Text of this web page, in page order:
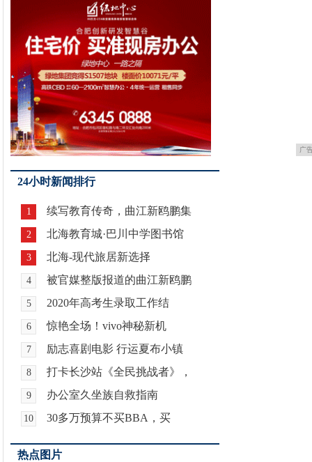
广
24小时新闻排行
1 续写教育传奇，曲江新鸥鹏集
2 北海教育城·巴川中学图书馆
3 北海-现代旅居新选择
4 被官媒整版报道的曲江新鸥鹏
5 2020年高考生录取工作结
6 惊艳全场！vivo神秘新机
7 励志喜剧电影 行运夏布小镇
8 打卡长沙站《全民挑战者》，
9 办公室久坐族自救指南
10 30多万预算不买BBA，买
热点图片